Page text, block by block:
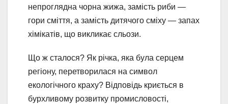
непроглядна чорна жижа, замість риби —
гори сміття, а замість дитячого сміху — запах
хімікатів, що викликає сльози.
Що ж сталося? Як річка, яка була серцем
регіону, перетворилася на символ
екологічного краху? Відповідь криється в
бурхливому розвитку промисловості,